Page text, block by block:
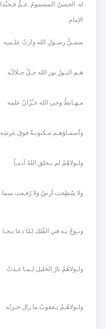
له الحسنُ المسمومُ عـمٌّ فـحبَّذا
الإمام
سمـيُّ رسـولِ الله وارثُ علـمـِه
هـم النـورُ نور الله جـلّ جـلالـُه
مـهـابطُ وحي الله خـُزّانُ علمِه
وأسمـاؤهـم مـكتوبـةٌ فوقَ عرشِه
ولـولاهُمُ لم يـخلق اللهُ آدمـاً
ولا سُطِحت أرضٌ ولا رُفـعت سما
ونـوحٌ بـه في الفُلك لمّا دعا نـجـا
ولـولاهُمُ نارُ الخليل لـمـا غـدتْ
ولـولاهُـمُ يـعقوبُ ما زال حـزنُه